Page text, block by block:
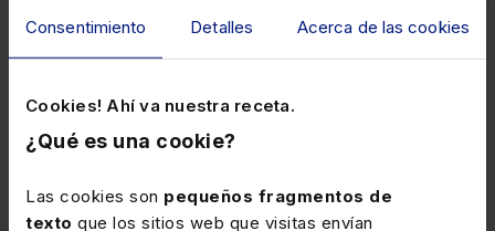
Consentimiento Detalles Acerca de las cookies
Cookies! Ahí va nuestra receta.
¿Qué es una cookie?
Las cookies son pequeños fragmentos de
texto que los sitios web que visitas envían
05 de noviembre de 2026
Curso Extinción del contrato por causas
distintas al despido (3 sesiones webinar)